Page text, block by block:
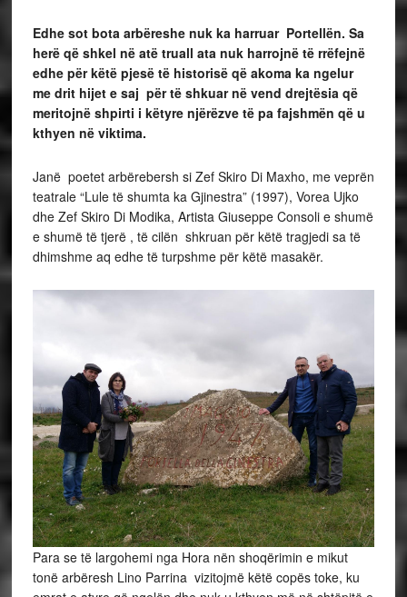
Edhe sot bota arbëreshe nuk ka harruar Portellën. Sa
herë që shkel në atë truall ata nuk harrojnë të rrëfejnë
edhe për këtë pjesë të historisë që akoma ka ngelur
me drit hijet e saj për të shkuar në vend drejtësia që
meritojnë shpirti i këtyre njërëzve të pa fajshmën që u
kthyen në viktima.
Janë poetet arbërebersh si Zef Skiro Di Maxho, me veprën
teatrale “Lule të shumta ka Gjinestra” (1997), Vorea Ujko
dhe Zef Skiro Di Modika, Artista Giuseppe Consoli e shumë
e shumë të tjerë , të cilën shkruan për këtë tragjedi sa të
dhimshme aq edhe të turpshme për këtë masakër.
Para se të largohemi nga Hora nën shoqërimin e mikut
tonë arbëresh Lino Parrina vizitojmë këtë copës toke, ku